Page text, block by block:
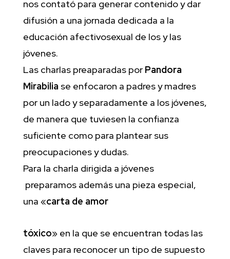
nos contató para generar contenido y dar
difusión a una jornada dedicada a la
educación afectivosexual de los y las
jóvenes.
Las charlas preaparadas por Pandora
Mirabilia se enfocaron a padres y madres
por un lado y separadamente a los jóvenes,
de manera que tuviesen la confianza
suficiente como para plantear sus
preocupaciones y dudas.
Para la charla dirigida a jóvenes
preparamos además una pieza especial,
una «carta de amor
tóxico» en la que se encuentran todas las
claves para reconocer un tipo de supuesto